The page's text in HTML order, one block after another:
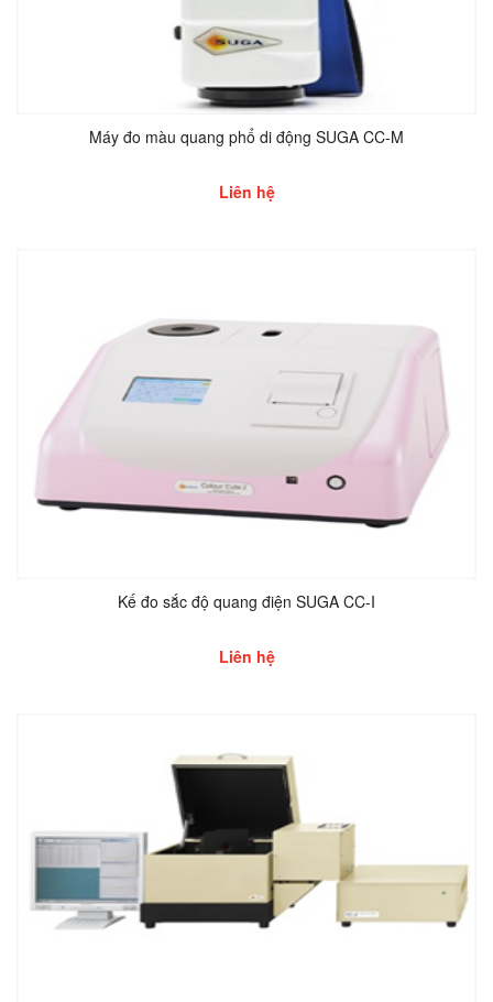
Máy đo màu quang phổ di động SUGA CC-M
Liên hệ
Kế đo sắc độ quang điện SUGA CC-I
Liên hệ